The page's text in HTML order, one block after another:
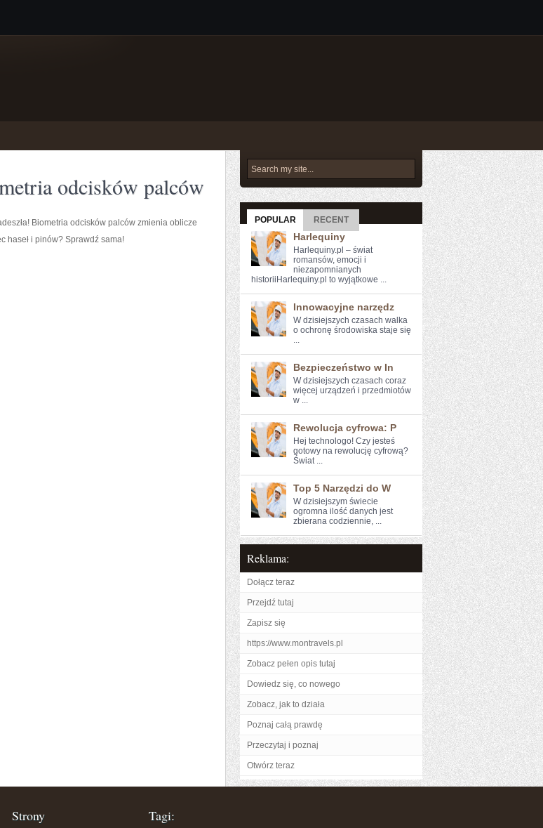
odcisków palców
Biometria odcisków palców zmienia oblicze
haseł i pinów? Sprawdź sama!
POPULAR RECENT
Harlequiny
Harlequiny.pl – świat
romansów, emocji i
niezapomnianych
historiiHarlequiny.pl to wyjątkowe ...
Innowacyjne narzędz
W⁢ dzisiejszych czasach ​walka
o ochronę środowiska staje się
...
Bezpieczeństwo w In
W dzisiejszych czasach coraz⁤
więcej urządzeń i przedmiotów
w ...
Rewolucja cyfrowa: P
Hej technologo! Czy jesteś
gotowy na rewolucję cyfrową?
Świat ...
Top 5 Narzędzi do W
W dzisiejszym świecie
ogromna ilość danych jest‍
zbierana codziennie, ...
Reklama:
Dołącz teraz
Przejdź tutaj
Zapisz się
https://www.montravels.pl
Zobacz pełen opis tutaj
Dowiedz się, co nowego
Zobacz, jak to działa
Poznaj całą prawdę
Przeczytaj i poznaj
Otwórz teraz
Strony Tagi: